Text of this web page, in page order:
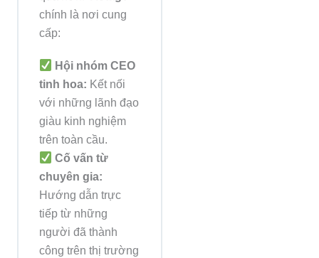
chính là nơi cung
cấp:
Hội nhóm CEO
tinh hoa: Kết nối
với những lãnh đạo
giàu kinh nghiệm
trên toàn cầu.
Cố vấn từ
chuyên gia:
Hướng dẫn trực
tiếp từ những
người đã thành
công trên thị trường